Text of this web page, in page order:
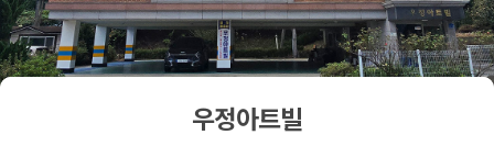
우정아트빌